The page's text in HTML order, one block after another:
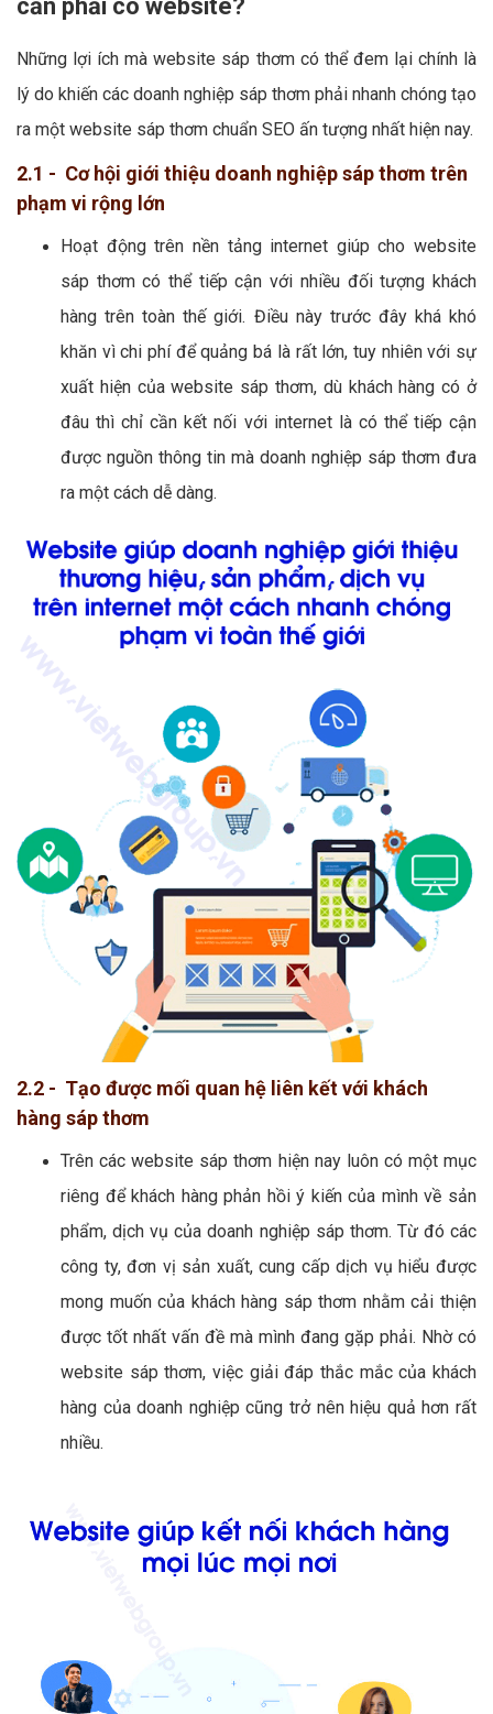
cần phải có website?
Những lợi ích mà website sáp thơm có thể đem lại chính là
lý do khiến các doanh nghiệp sáp thơm phải nhanh chóng tạo
ra một website sáp thơm chuẩn SEO ấn tượng nhất hiện nay.
2.1 - Cơ hội giới thiệu doanh nghiệp sáp thơm trên
phạm vi rộng lớn
Hoạt động trên nền tảng internet giúp cho website
sáp thơm có thể tiếp cận với nhiều đối tượng khách
hàng trên toàn thế giới. Điều này trước đây khá khó
khăn vì chi phí để quảng bá là rất lớn, tuy nhiên với sự
xuất hiện của website sáp thơm, dù khách hàng có ở
đâu thì chỉ cần kết nối với internet là có thể tiếp cận
được nguồn thông tin mà doanh nghiệp sáp thơm đưa
ra một cách dễ dàng.
2.2 - Tạo được mối quan hệ liên kết với khách
hàng sáp thơm
Trên các website sáp thơm hiện nay luôn có một mục
riêng để khách hàng phản hồi ý kiến của mình về sản
phẩm, dịch vụ của doanh nghiệp sáp thơm. Từ đó các
công ty, đơn vị sản xuất, cung cấp dịch vụ hiểu được
mong muốn của khách hàng sáp thơm nhằm cải thiện
được tốt nhất vấn đề mà mình đang gặp phải. Nhờ có
website sáp thơm, việc giải đáp thắc mắc của khách
hàng của doanh nghiệp cũng trở nên hiệu quả hơn rất
nhiều.